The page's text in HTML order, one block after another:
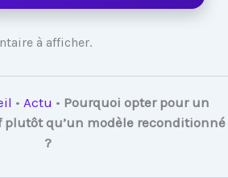
à afficher.
• Actu • Pourquoi opter pour un
plutôt qu’un modèle reconditionné
?